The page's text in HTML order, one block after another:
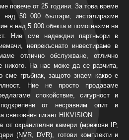
повече от 25 години. За това време
над 50 000 българи, инсталирахме
в над 5 000 обекта и помогнахме на
Ние сме надеждни партньори в
непрекъснато инвестираме в
отлично обслужване, отлично
никого. На нас може да се разчита,
сме гръбнак, защото знаем какво е
Ние не просто продаваме
спокойствие, сигурност и
от несравним опит и
световния гигант HIKVISION.
охранителни камери (мрежови IP,
(NVR, DVR), готови комплекти и